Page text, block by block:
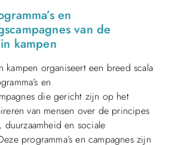
en
van de
kampen
kampen organiseert een breed scala
en
die gericht zijn op het
van mensen over de principes
duurzaamheid en sociale
programma’s en campagnes zijn